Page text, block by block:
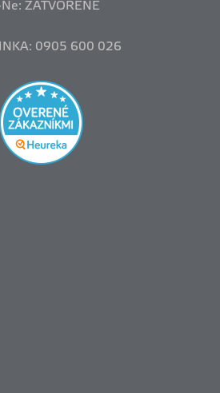
Ne: ZATVORENÉ
0905 600 026